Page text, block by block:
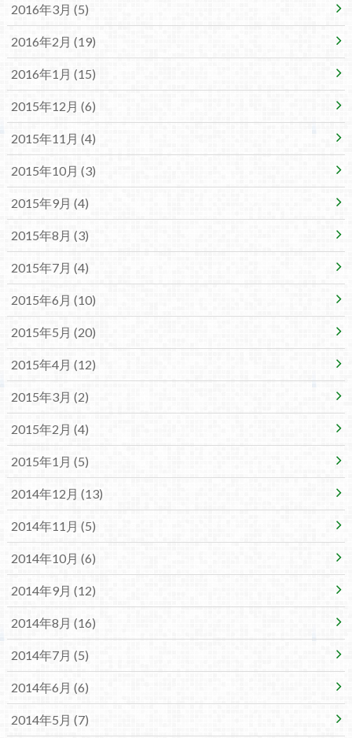
2016年3月 (5)
2016年2月 (19)
2016年1月 (15)
2015年12月 (6)
2015年11月 (4)
2015年10月 (3)
2015年9月 (4)
2015年8月 (3)
2015年7月 (4)
2015年6月 (10)
2015年5月 (20)
2015年4月 (12)
2015年3月 (2)
2015年2月 (4)
2015年1月 (5)
2014年12月 (13)
2014年11月 (5)
2014年10月 (6)
2014年9月 (12)
2014年8月 (16)
2014年7月 (5)
2014年6月 (6)
2014年5月 (7)